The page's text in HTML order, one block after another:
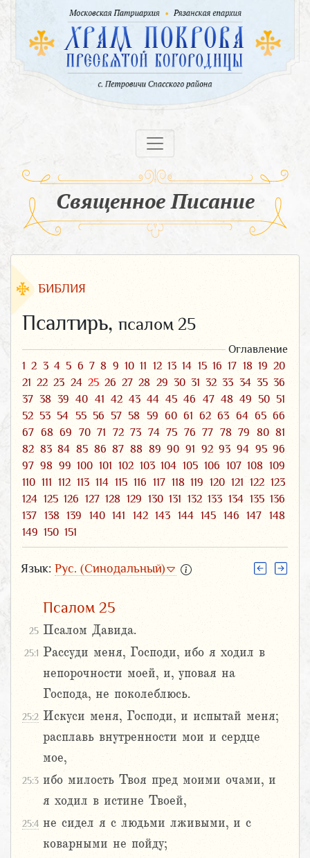
Священное Писание
БИБЛИЯ
Псалтирь, псалом 25
Оглавление
1 2 3 4 5 6 7 8 9 10 11 12 13 14 15 16 17 18 19 20
21 22 23 24 25 26 27 28 29 30 31 32 33 34 35 36
37 38 39 40 41 42 43 44 45 46 47 48 49 50 51
52 53 54 55 56 57 58 59 60 61 62 63 64 65 66
67 68 69 70 71 72 73 74 75 76 77 78 79 80 81
82 83 84 85 86 87 88 89 90 91 92 93 94 95 96
97 98 99 100 101 102 103 104 105 106 107 108 109
110 111 112 113 114 115 116 117 118 119 120 121 122 123
124 125 126 127 128 129 130 131 132 133 134 135 136
137
138 139 140 141 142 143 144 145 146 147
148
149 150 151
Язык: Рус. (Синодальный)
Псалом 25
25 Псалом Давида.
25:1 Рассуди меня, Господи, ибо я ходил в
непорочности моей, и, уповая на
Господа, не поколеблюсь.
25:2 Искуси меня, Господи, и испытай меня;
расплавь внутренности мои и сердце
мое,
25:3 ибо милость Твоя пред моими очами, и
я ходил в истине Твоей,
25:4 не сидел я с людьми лживыми, и с
коварными не пойду;